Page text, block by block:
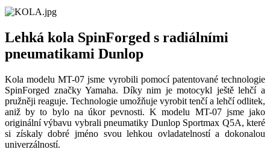
Lehká kola SpinForged s radiálními
pneumatikami Dunlop
Kola modelu MT-07 jsme vyrobili pomocí patentované technologie
SpinForged značky Yamaha. Díky nim je motocykl ještě lehčí a
pružněji reaguje. Technologie umožňuje vyrobit tenčí a lehčí odlitek,
aniž by to bylo na úkor pevnosti. K modelu MT-07 jsme jako
originální výbavu vybrali pneumatiky Dunlop Sportmax Q5A, které
si získaly dobré jméno svou lehkou ovladatelností a dokonalou
univerzálností.